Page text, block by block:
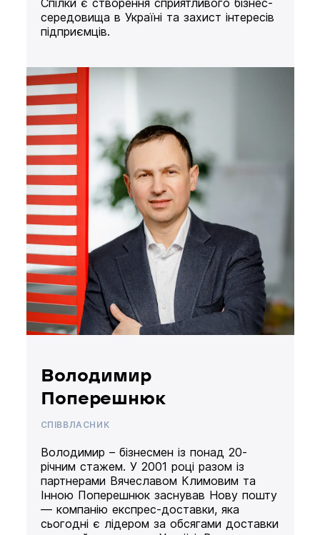
Спілки є створення сприятливого бізнес-
середовища в Україні та захист інтересів
підприємців.
Володимир
Поперешнюк
СПІВВЛАСНИК
Володимир – бізнесмен із понад 20-
річним стажем. У 2001 році разом із
партнерами Вячеславом Климовим та
Інною Поперешнюк заснував Нову пошту
— компанію експрес-доставки, яка
сьогодні є лідером за обсягами доставки